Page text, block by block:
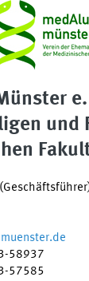
e.
und
58937
57585